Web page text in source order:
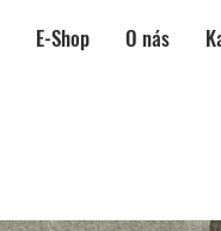
E-Shop O nás